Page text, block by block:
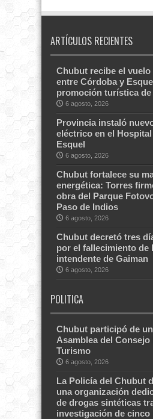
ARTÍCULOS RECIENTES
Chubut recibe el vuelo
entre Córdoba y
promoción turística
6 agosto, 2026
Provincia instaló
eléctrico en el
Esquel
6 agosto, 2026
Chubut fortalece su
energética: Torres
obra del Parque
Paso de Indios
6 agosto, 2026
Chubut decretó tres
por el fallecimiento de
intendente de Gaiman
6 agosto, 2026
POLITICA
Chubut participó de
Asamblea del Consejo
Turismo
6 agosto, 2026
La Policía del Chubut
una organización
de drogas sintéticas
investigación de cinco